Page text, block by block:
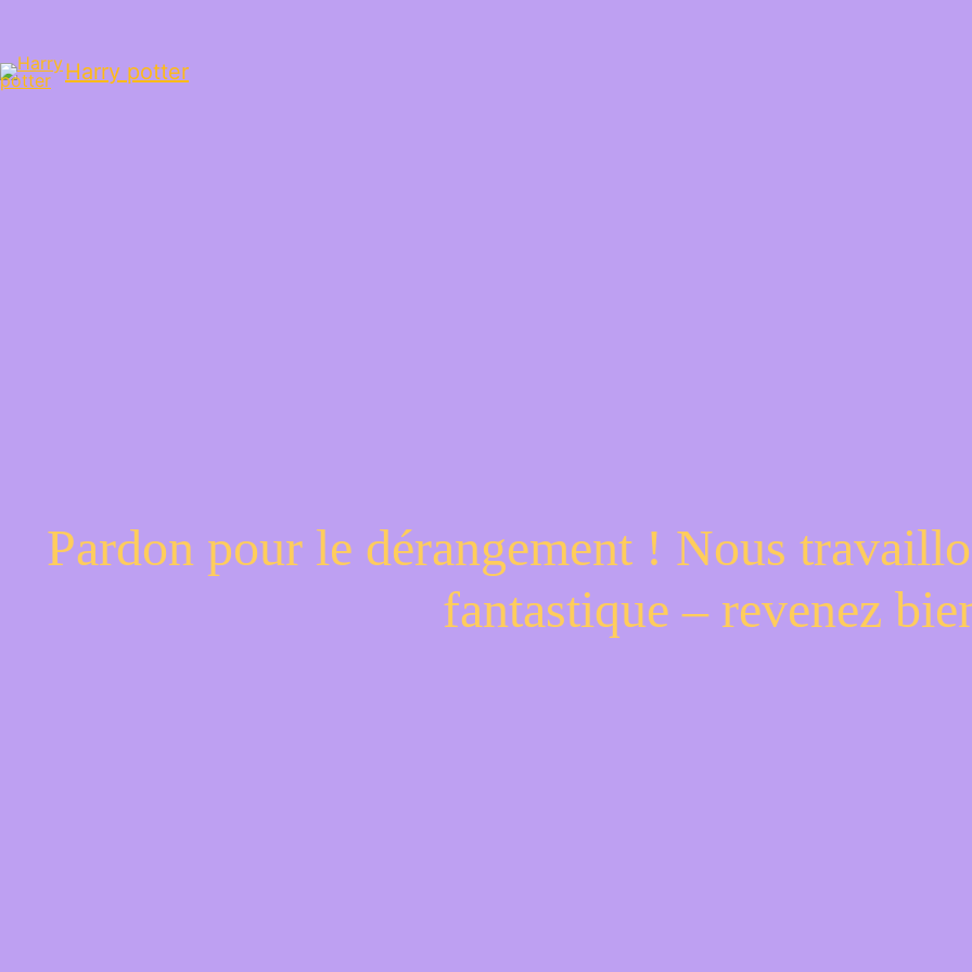
Harry potter
Pardon pour le dérangement ! Nous
fantastique – revenez